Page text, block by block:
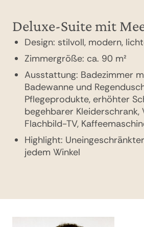
Sunset Cruises
Deluxe-Suite mit
Design: stilvoll, modern,
Zimmergröße: ca. 90 m²
Ausstattung: Badezimmer
Badewanne und
Pflegeprodukte, erhöhter
begehbarer Kleiderschrank,
Flachbild-TV,
Highlight:
jedem Winkel
Poolvilla am Strand
Design: stilvoll, modern,
Zimmergröße: ca. 198 m²
Ausstattung: Badezimmer
Badewanne, Outdoor-
Pflegeprodukte,
Wohnzimmer, begehbarer
Flachbild-TV,
(inklusive), Terrasse, Blick
Highlight: Privater Pool,